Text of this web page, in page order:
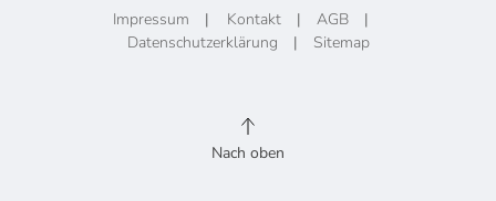
Impressum | Kontakt| AGB|
Datenschutzerklärung | Sitemap
Nach oben